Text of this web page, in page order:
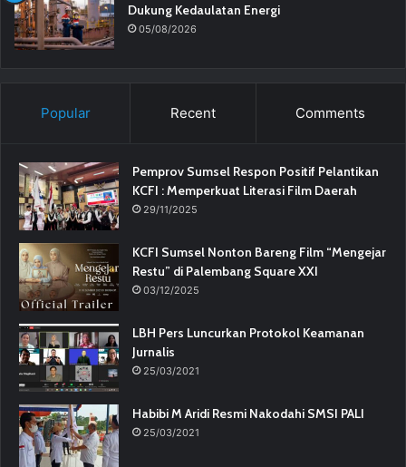
Dukung Kedaulatan Energi
05/08/2026
Popular Recent Comments
Pemprov Sumsel Respon Positif Pelantikan
KCFI : Memperkuat Literasi Film Daerah
29/11/2025
KCFI Sumsel Nonton Bareng Film “Mengejar
Restu” di Palembang Square XXI
03/12/2025
LBH Pers Luncurkan Protokol Keamanan
Jurnalis
25/03/2021
Habibi M Aridi Resmi Nakodahi SMSI PALI
25/03/2021